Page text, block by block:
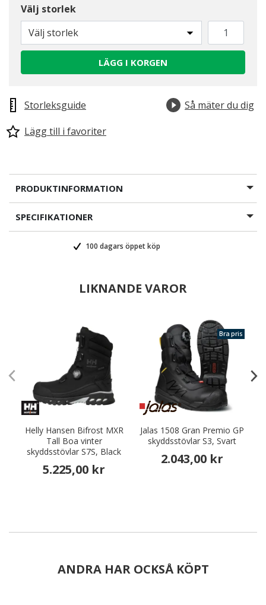
Välj storlek
Välj storlek
LÄGG I KORGEN
Storleksguide
Så mäter du dig
Lägg till i favoriter
PRODUKTINFORMATION
SPECIFIKATIONER
100 dagars öppet köp
LIKNANDE VAROR
Helly Hansen Bifrost MXR
Tall Boa vinter
skyddsstövlar S7S, Black
5.225,00 kr
Bra pris
Jalas 1508 Gran Premio GP
skyddsstövlar S3, Svart
2.043,00 kr
ANDRA HAR OCKSÅ KÖPT